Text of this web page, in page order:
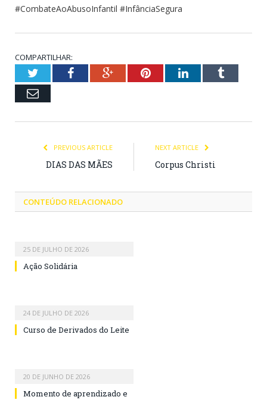
#CombateAoAbusoInfantil #InfânciaSegura
COMPARTILHAR:
TwitterFacebookGoogle+PinterestLinkedInTumblr
Email
PREVIOUS ARTICLE
DIAS DAS MÃES
NEXT ARTICLE
Corpus Christi
CONTEÚDO RELACIONADO
25 DE JULHO DE 2026
Ação Solidária
24 DE JULHO DE 2026
Curso de Derivados do Leite
20 DE JUNHO DE 2026
Momento de aprendizado e